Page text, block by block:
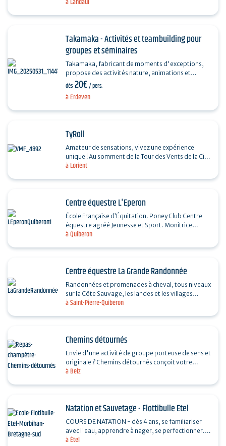
nombreux sont ceux qui ont tenté de trouver le
à Erdeven
Takamaka - Activités et teambuilding pour
groupes et séminaires
Takamaka, fabricant de moments d'exceptions,
propose des activités nature, animations et
teambuilding à destination des groupes et
séminaires…
dès 20€/ pers.
à Lorient
TyRoll
Amateur de sensations, vivez une expérience
unique ! Au somment de la Tour des Vents de la Cité
de la Voile, cette tyrolienne de 325m de long
à Quiberon
Centre équestre L'Eperon
École Française d’Équitation. Poney Club Centre
équestre agréé Jeunesse et Sport. Monitrice
diplômée d’État. Promenades et randonnées
à Saint-Pierre-Quiberon
Centre équestre La Grande Randonnée
Randonnées et promenades à cheval, tous niveaux
sur la Côte Sauvage, les landes et les villages
typiques. Plage de Penthièvre pour niveaux…
à Belz
Chemins détournés
Envie d'une activité de groupe porteuse de sens et
originale ? Chemins détournés conçoit votre
immersion en Morbihan, afin de vivre un moment
à Étel
Natation et Sauvetage - Flottibulle Etel
COURS DE NATATION - dès 4 ans, se familiariser
avec l'eau, apprendre à nager, se perfectionner. 2
nageurs maximum par leçon de 30 minutes pour